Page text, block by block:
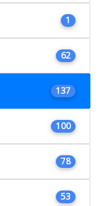
1
62
137
100
78
53